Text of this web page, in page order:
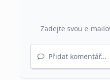
Přidat komentář...